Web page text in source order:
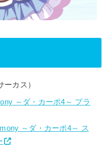
カス）
～ダ・カーポ4～ プラ
～ダ・カーポ4～ ス